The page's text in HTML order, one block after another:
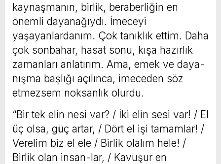
kaynaşmanın, birlik, beraberliğin en
önemli dayanağıydı. İmeceyi
yaşayanlardanım. Çok tanıklık ettim. Daha
çok sonbahar, hasat sonu, kışa hazırlık
zamanları anlatırım. Ama, emek ve daya-
nışma başlığı açılınca, imeceden söz
etmezsem noksanlık olurdu.
“Bir tek elin nesi var? / İki elin sesi var! / El
üç olsa, güç artar, / Dört el işi tamamlar! /
Verelim biz el ele / Birlik olalım hele! /
Birlik olan insan-lar, / Kavuşur en